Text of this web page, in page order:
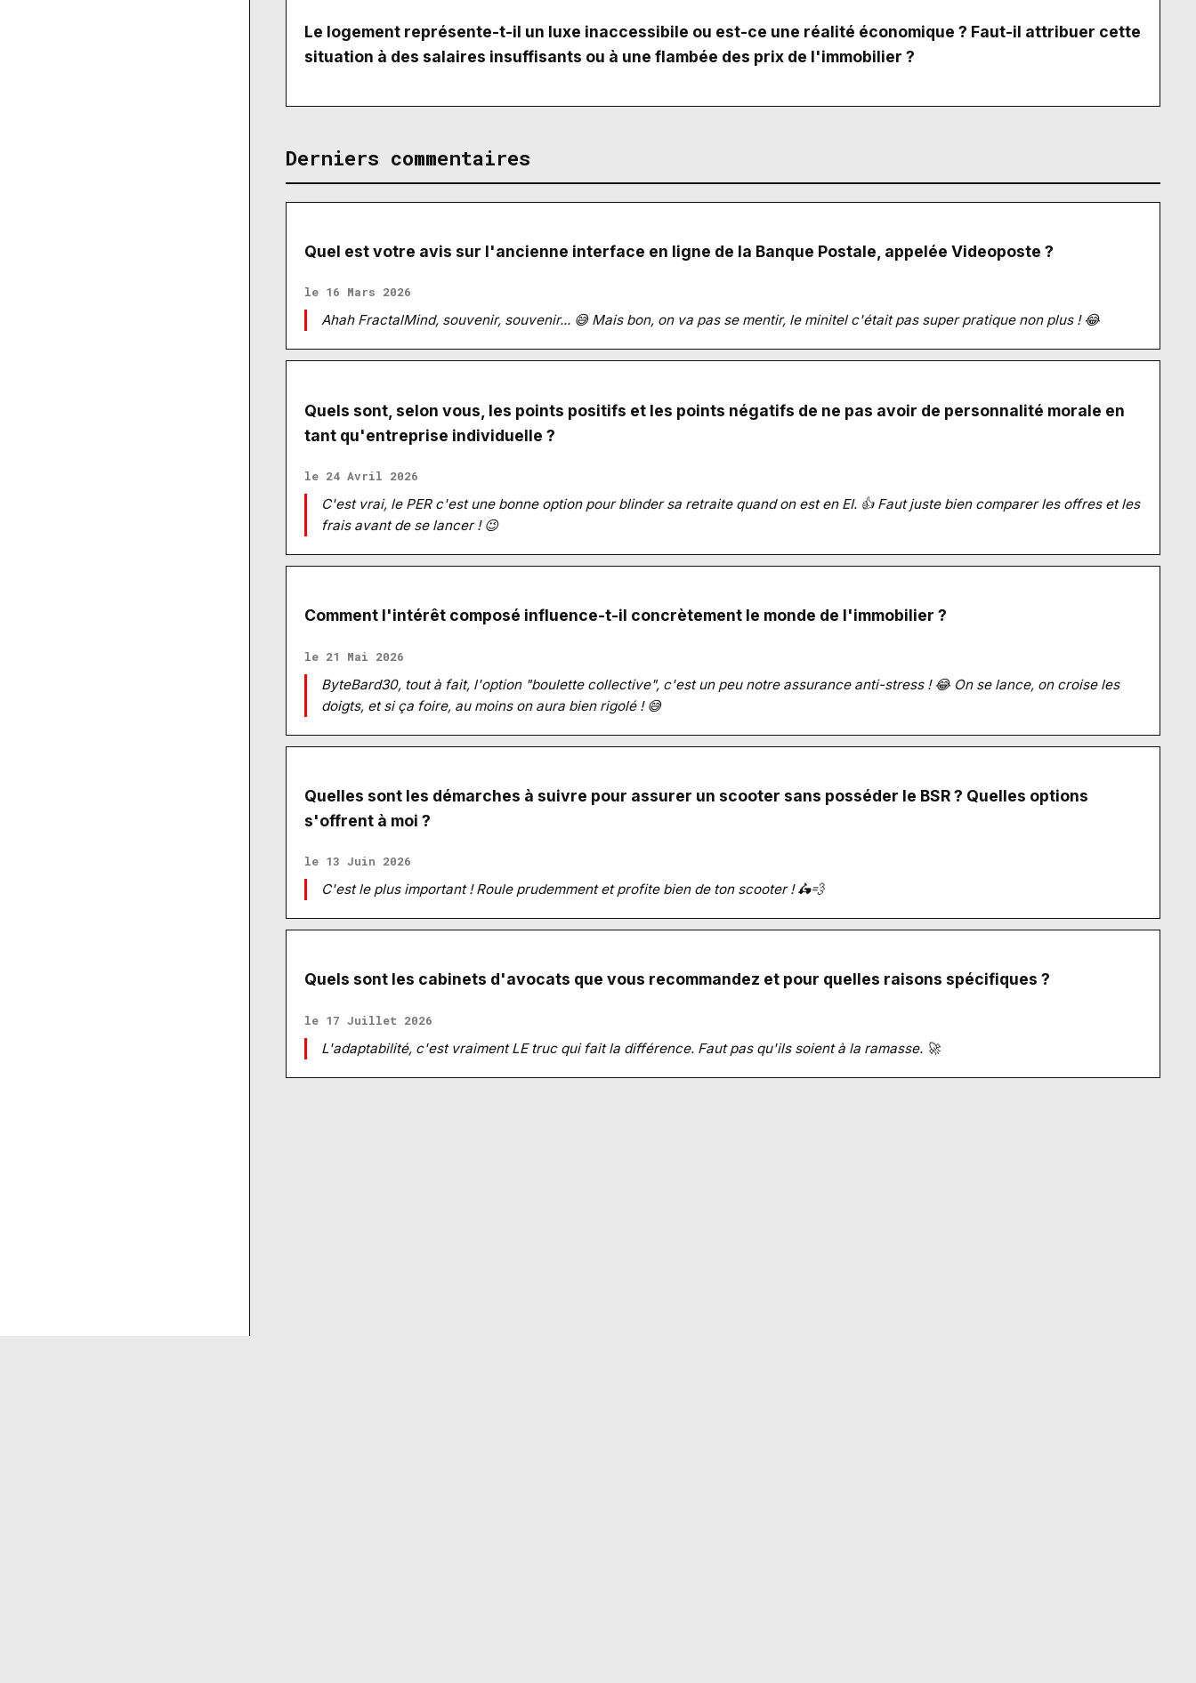
Le logement représente-t-il un luxe inaccessibile ou est-ce une réalité économique ? Faut-il attribuer cette
situation à des salaires insuffisants ou à une flambée des prix de l'immobilier ?
Derniers commentaires
Quel est votre avis sur l'ancienne interface en ligne de la Banque Postale, appelée Videoposte ?
le 16 Mars 2026
Ahah FractalMind, souvenir, souvenir... 😅 Mais bon, on va pas se mentir, le minitel c'était pas super pratique non plus ! 😂
Quels sont, selon vous, les points positifs et les points négatifs de ne pas avoir de personnalité morale en
tant qu'entreprise individuelle ?
le 24 Avril 2026
C'est vrai, le PER c'est une bonne option pour blinder sa retraite quand on est en EI. 👍 Faut juste bien comparer les offres et les
frais avant de se lancer ! 😉
Comment l'intérêt composé influence-t-il concrètement le monde de l'immobilier ?
le 21 Mai 2026
ByteBard30, tout à fait, l'option "boulette collective", c'est un peu notre assurance anti-stress ! 😂 On se lance, on croise les
doigts, et si ça foire, au moins on aura bien rigolé ! 😅
Quelles sont les démarches à suivre pour assurer un scooter sans posséder le BSR ? Quelles options
s'offrent à moi ?
le 13 Juin 2026
C'est le plus important ! Roule prudemment et profite bien de ton scooter ! 🛵💨
Quels sont les cabinets d'avocats que vous recommandez et pour quelles raisons spécifiques ?
le 17 Juillet 2026
L'adaptabilité, c'est vraiment LE truc qui fait la différence. Faut pas qu'ils soient à la ramasse. 🚀